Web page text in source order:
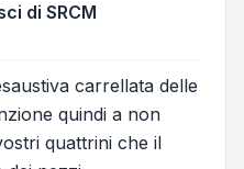
di SRCM
carrellata delle
quindi a non
quattrini che il